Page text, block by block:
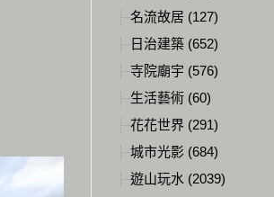
名流故居 (127)
日治建築 (652)
寺院廟宇 (576)
生活藝術 (60)
花花世界 (291)
城市光影 (684)
遊山玩水 (2039)